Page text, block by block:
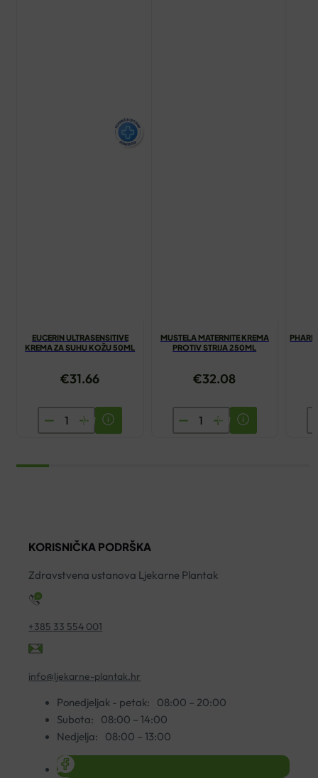
EUCERIN ULTRASENSITIVE
KREMA ZA SUHU KOŽU 50ML
€31.66
EUCERIN
ULTRASENSITIVE
količina
MUSTELA MATERNITE KREMA
PROTIV STRIJA 250ML
€32.08
MUSTELA
MATERNITE
KORISNIČKA PODRŠKA
Zdravstvena ustanova Ljekarne Plantak
+385 33 554 001
info@ljekarne-plantak.hr
Ponedjeljak - petak:
08:00 – 20:00
Subota:
08:00 – 14:00
Nedjelja:
08:00 – 13:00